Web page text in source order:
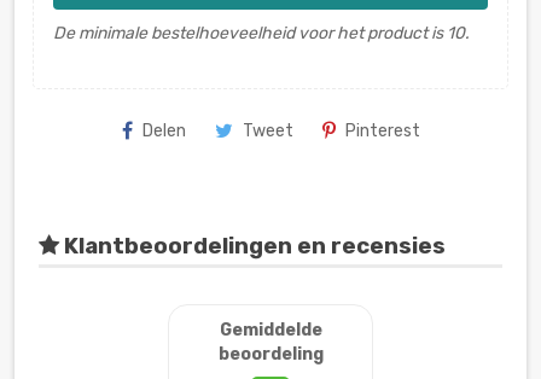
De minimale bestelhoeveelheid voor het product is 10.
Delen Tweet Pinterest
Klantbeoordelingen en recensies
Gemiddelde
beoordeling